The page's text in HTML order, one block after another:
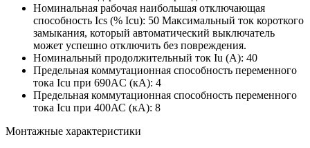
Номинальная рабочая наибольшая отключающая
способность Ics (% Icu): 50 Максимальный ток короткого
замыкания, который автоматический выключатель
может успешно отключить без повреждения.
Номинальный продолжительный ток Iu (А): 40
Предельная коммутационная способность переменного
тока Icu при 690AC (кА): 4
Предельная коммутационная способность переменного
тока Icu при 400АС (кА): 8
Монтажные характеристики